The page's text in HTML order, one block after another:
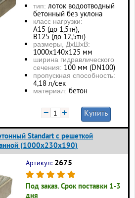
тип: лоток водоотводный
бетонный без уклона
класс нагрузки:
А15 (до 1,5тн),
В125 (до 12,5тн)
размеры, ДхШхВ:
1000х140х125 мм
ширина гидравлического
сечения: 100 мм (DN100)
пропускная способность:
4,18 л/сек
материал: бетон
− + Купить
Standart с решеткой
(1000x230x190)
Артикул: 2675
Под заказ. Срок поставки 1-3
дня